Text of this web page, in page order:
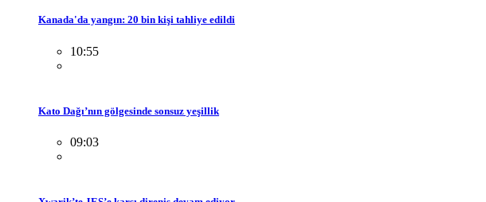
Kanada'da yangın: 20 bin kişi tahliye edildi
10:55
Kato Dağı’nın gölgesinde sonsuz yeşillik
09:03